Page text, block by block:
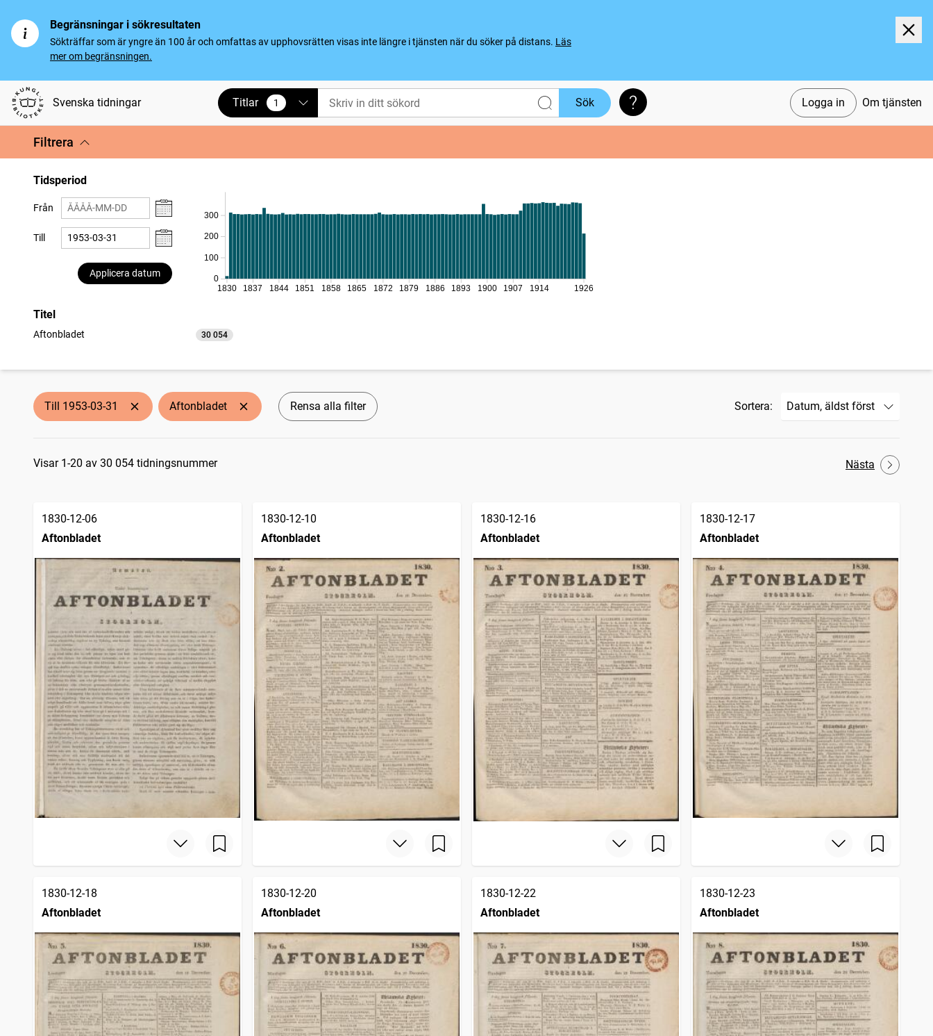
Begränsningar i sökresultaten
Sökträffar som är yngre än 100 år och omfattas av upphovsrätten visas inte längre i tjänsten när du söker på distans. Läs
mer om begränsningen.
Svenska tidningar Logga in Om tjänsten
Titlar 1
vald Sök Söktips
Filtrera
Tidsperiod
Från
Till
Applicera datum
0
100
200
300
1830 1837 1844 1851 1858 1865 1872 1879 1886 1893 1900 1907 1914 1926
Titel
Aftonbladet 30 054
träffar
Till 1953-03-31 Aftonbladet Rensa alla filter Sortera:
Sökresultat
Visar 1-20 av 30 054 tidningsnummer Nästa
1830-12-06
Aftonbladet
1830-12-10
Aftonbladet
1830-12-16
Aftonbladet
1830-12-17
Aftonbladet
1830-12-18
Aftonbladet
1830-12-20
Aftonbladet
1830-12-22
Aftonbladet
1830-12-23
Aftonbladet